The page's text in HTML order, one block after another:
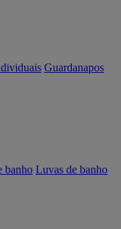
Guardanapos
banho Luvas de banho